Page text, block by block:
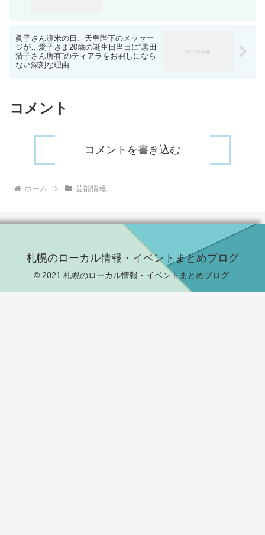
眞子さん渡米の日、天皇陛下のメッセー
ジが…愛子さま20歳の誕生日当日に“黒田
清子さん所有”のティアラをお召しになら
ない深刻な理由
コメント
コメントを書き込む
ホーム 芸能情報
札幌のローカル情報・イベントまとめブログ
© 2021 札幌のローカル情報・イベントまとめブログ.